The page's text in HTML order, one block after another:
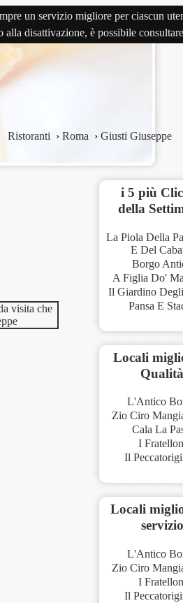
un servizio migliore per ciascun
disattivazione, è possibile
Ristoranti › Roma › Giusti Giuseppe
i 5 più
della
La Piola Della
E Del
Borgo
A Figlia Do'
Il Giardino
Pansa E
Locali
Qualità
L'Antico
Zio Ciro
Cala La
I
Il
Locali
servizio
L'Antico
Zio Ciro
I
Il